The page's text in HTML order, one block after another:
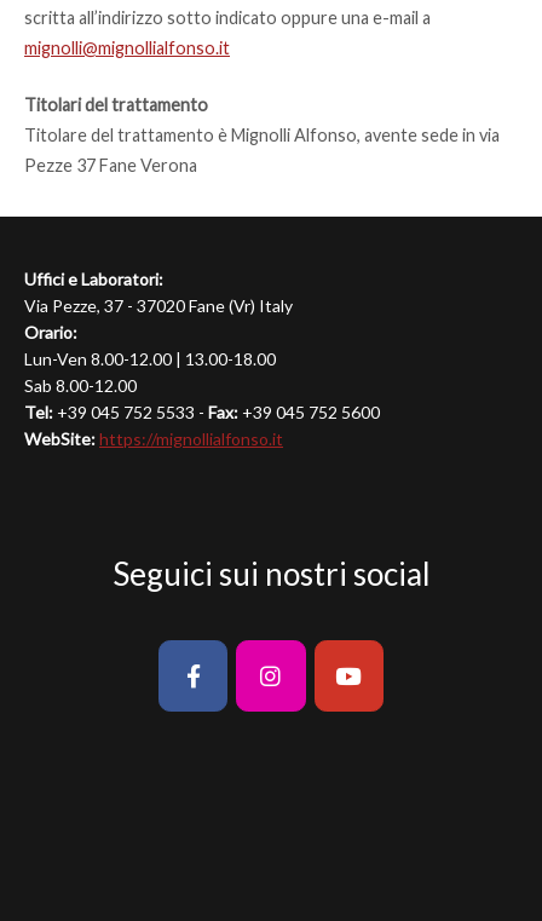
scritta all’indirizzo sotto indicato oppure una e-mail a
mignolli@mignollialfonso.it
Titolari del trattamento
Titolare del trattamento è Mignolli Alfonso, avente sede in via
Pezze 37 Fane Verona
Uffici e Laboratori:
Via Pezze, 37 - 37020 Fane (Vr) Italy
Orario:
Lun-Ven 8.00-12.00 | 13.00-18.00
Sab 8.00-12.00
Tel: +39 045 752 5533 - Fax: +39 045 752 5600
WebSite:https://mignollialfonso.it
Seguici sui nostri social